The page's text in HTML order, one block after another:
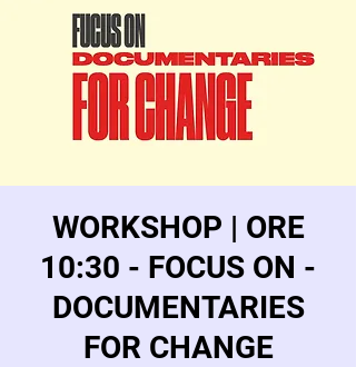
WORKSHOP | ORE
10:30 - FOCUS ON -
DOCUMENTARIES
FOR CHANGE